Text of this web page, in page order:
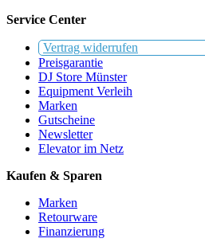
Service Center
Vertrag widerrufen
Preisgarantie
DJ Store Münster
Equipment Verleih
Marken
Gutscheine
Newsletter
Elevator im Netz
Kaufen & Sparen
Marken
Retourware
Finanzierung